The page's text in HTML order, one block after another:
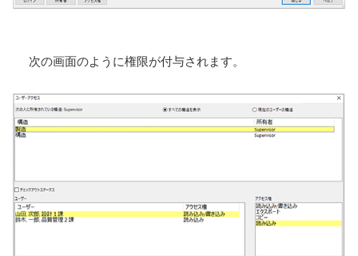
次の画面のように権限が付与されます。